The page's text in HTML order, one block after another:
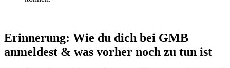
Erinnerung: Wie du dich bei GMB
anmeldest & was vorher noch zu tun ist